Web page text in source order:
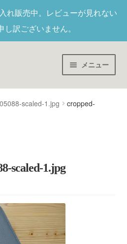
れ販売中。レビューが見れない
訳ございません。
メニュー
scaled-1.jpg
cropped-
scaled-1.jpg